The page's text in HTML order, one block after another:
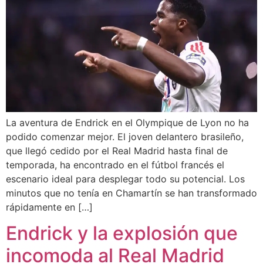
La aventura de Endrick en el Olympique de Lyon no ha
podido comenzar mejor. El joven delantero brasileño,
que llegó cedido por el Real Madrid hasta final de
temporada, ha encontrado en el fútbol francés el
escenario ideal para desplegar todo su potencial. Los
minutos que no tenía en Chamartín se han transformado
rápidamente en […]
Endrick y la explosión que
incomoda al Real Madrid